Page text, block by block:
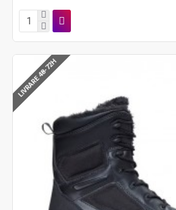
LIVRARE 48-72H